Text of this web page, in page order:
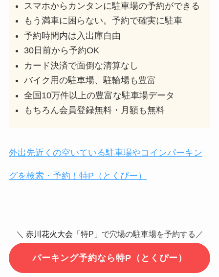
スマホからカンタンに駐車場の予約ができる
もう満車に困らない。予約で確実に駐車
予約時間内は入出庫自由
30日前から予約OK
カード決済で面倒な清算なし
バイク用の駐車場、駐輪場も豊富
全国10万件以上の豊富な駐車場データ
もちろん会員登録無料・月額も無料
外出先近くの空いている駐車場やコインパーキン
グを検索・予約！特P（とくぴー）
＼ 赤川花火大会 「特P」で穴場の駐車場を予約する／
パーキング予約なら特P（とくぴー）